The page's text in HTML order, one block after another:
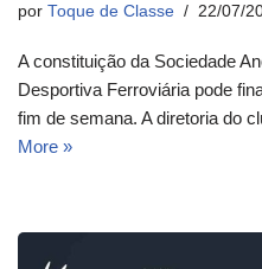
por Toque de Classe 22/07/
A constituição da Sociedade
Desportiva Ferroviária pode
fim de semana. A diretoria do
More »